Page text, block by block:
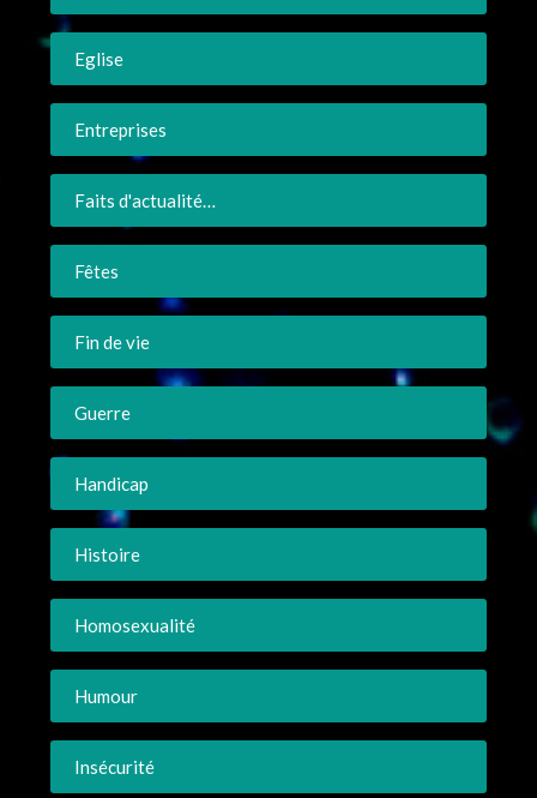
Eglise
Entreprises
Faits d'actualité…
Fêtes
Fin de vie
Guerre
Handicap
Histoire
Homosexualité
Humour
Insécurité